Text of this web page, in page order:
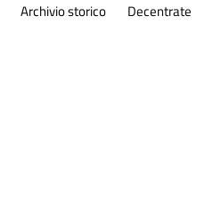
Archivio storico Decentrate